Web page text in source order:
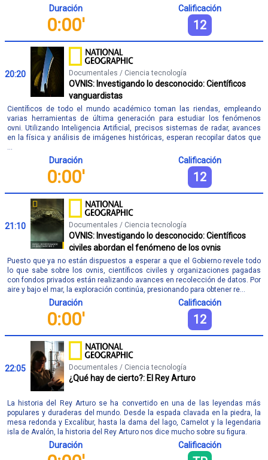
Duración
0:00'
Calificación
12
20:20 Documentales / Ciencia tecnología
OVNIS: Investigando lo desconocido: Científicos
vanguardistas
Científicos de todo el mundo académico toman las riendas, empleando
varias herramientas de última generación para estudiar los fenómenos
ovni. Utilizando Inteligencia Artificial, precisos sistemas de radar, avances
en la física y análisis de imágenes históricas, esperan recopilar datos que
...
Duración
0:00'
Calificación
12
21:10 Documentales / Ciencia tecnología
OVNIS: Investigando lo desconocido: Científicos
civiles abordan el fenómeno de los ovnis
Puesto que ya no están dispuestos a esperar a que el Gobierno revele todo
lo que sabe sobre los ovnis, científicos civiles y organizaciones pagadas
con fondos privados están realizando avances en recolección de datos. Por
aire y bajo el mar, la exploración continúa, presionando para obtener re...
Duración
0:00'
Calificación
12
22:05 Documentales / Ciencia tecnología
¿Qué hay de cierto?: El Rey Arturo
La historia del Rey Arturo se ha convertido en una de las leyendas más
populares y duraderas del mundo. Desde la espada clavada en la piedra, la
mesa redonda y Excalibur, hasta la dama del lago, Camelot y la legendaria
isla de Avalón, la historia del Rey Arturo nos dice mucho sobre su figura.
Duración Calificación